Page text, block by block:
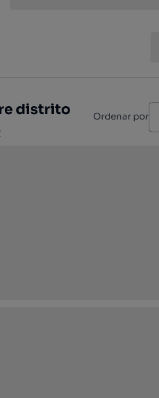
distrito Ordenar por